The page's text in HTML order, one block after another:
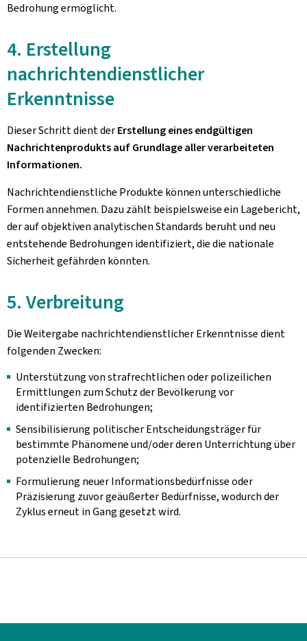
Bedrohung ermöglicht.
4. Erstellung
nachrichtendienstlicher
Erkenntnisse
Dieser Schritt dient derErstellung eines endgültigen
Nachrichtenprodukts auf Grundlage aller verarbeiteten
Informationen.
Nachrichtendienstliche Produkte können unterschiedliche
Formen annehmen. Dazu zählt beispielsweise ein Lagebericht,
der auf objektiven analytischen Standards beruht und neu
entstehende Bedrohungen identifiziert, die die nationale
Sicherheit gefährden könnten.
5. Verbreitung
Die Weitergabe nachrichtendienstlicher Erkenntnisse dient
folgenden Zwecken:
Unterstützung von strafrechtlichen oder polizeilichen
Ermittlungen zum Schutz der Bevölkerung vor
identifizierten Bedrohungen;
Sensibilisierung politischer Entscheidungsträger für
bestimmte Phänomene und/oder deren Unterrichtung über
potenzielle Bedrohungen;
Formulierung neuer Informationsbedürfnisse oder
Präzisierung zuvor geäußerter Bedürfnisse, wodurch der
Zyklus erneut in Gang gesetzt wird.